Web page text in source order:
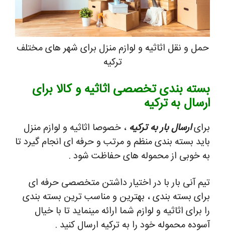
حمل و نقل اثاثیه و لوازم منزل برای شهر های مختلف
ترکیه
بسته بندی تخصصی اثاثیه و کالا برای
ارسال به ترکیه
برایارسال بار به ترکیه ، خصوصا اثاثیه و لوازم منزل
باید بسته بندی منظم و مرتب و حرفه ای انجام گیرد تا
به خوبی از محموله های حفاظت شود .
تیم آنی بار با در اختیار داشتن متخصصی حرفه ای
برای بسته بندی ، بهترین و مناسب ترین بسته بندی
را برای اثاثیه و لوازم شما ارائه مینماید تا با خیال
آسوده محموله خود را به ترکیه ارسال کنید .